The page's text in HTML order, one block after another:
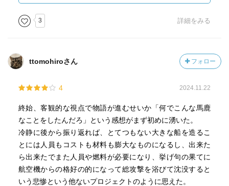
米軍機による波状攻撃を受け、持ち得た能力を発揮する
ことなくレイテ沖で爆発四散し深海に沈む。
乗組員2,400名の内1,000名以上が戦死。
戦局の趨勢を握るのは戦艦ではなく航空機に移っている
著者は抒情性を一切排した筆致で遺漏なく製造過程を
丹念に描くことで、軍部の無計画さと戦略の無さを
世界一の戦艦を持つことの意義・意図が不明確であり、
非論理の上に建造が決定される。そこに屹立するのは
不沈艦を持ちさえすれば日本の国土は十二分に守護
できるのだという「神話」のみ。
3 詳細をみる
ttomohiroさん フォロー
4 2024.11.22
終始、客観的な視点で物語が進むせいか「何でこんな馬鹿
なことをしたんだろ」という感想がまず初めに湧いた。
冷静に後から振り返れば、とてつもない大きな船を造るこ
とには人員もコストも材料も膨大なものになるし、出来た
ら出来たでまた人員や燃料が必要になり、挙げ句の果てに
航空機からの格好の的になって総攻撃を浴びて沈没すると
いう悲惨という他ないプロジェクトのように思えた。